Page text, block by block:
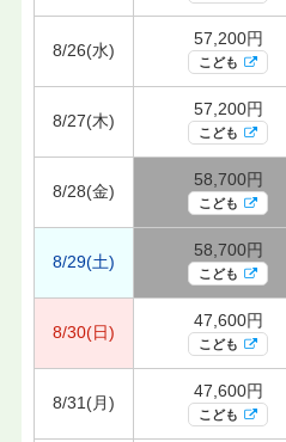
8/26(水)
57,200円
こども
8/27(木)
57,200円
こども
8/28(金)
58,700円
こども
8/29(土)
58,700円
こども
8/30(日)
47,600円
こども
8/31(月)
47,600円
こども